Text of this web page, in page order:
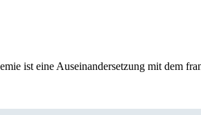
ist eine Auseinandersetzung mit dem